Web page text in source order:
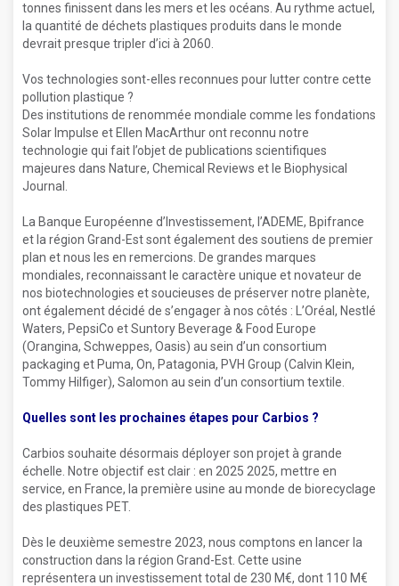
tonnes finissent dans les mers et les océans. Au rythme actuel,
la quantité de déchets plastiques produits dans le monde
devrait presque tripler d’ici à 2060.
Vos technologies sont-elles reconnues pour lutter contre cette
pollution plastique ?
Des institutions de renommée mondiale comme les fondations
Solar Impulse et Ellen MacArthur ont reconnu notre
technologie qui fait l’objet de publications scientifiques
majeures dans Nature, Chemical Reviews et le Biophysical
Journal.
La Banque Européenne d’Investissement, l’ADEME, Bpifrance
et la région Grand-Est sont également des soutiens de premier
plan et nous les en remercions. De grandes marques
mondiales, reconnaissant le caractère unique et novateur de
nos biotechnologies et soucieuses de préserver notre planète,
ont également décidé de s’engager à nos côtés : L’Oréal, Nestlé
Waters, PepsiCo et Suntory Beverage & Food Europe
(Orangina, Schweppes, Oasis) au sein d’un consortium
packaging et Puma, On, Patagonia, PVH Group (Calvin Klein,
Tommy Hilfiger), Salomon au sein d’un consortium textile.
Quelles sont les prochaines étapes pour Carbios ?
Carbios souhaite désormais déployer son projet à grande
échelle. Notre objectif est clair : en 2025 2025, mettre en
service, en France, la première usine au monde de biorecyclage
des plastiques PET.
Dès le deuxième semestre 2023, nous comptons en lancer la
construction dans la région Grand-Est. Cette usine
représentera un investissement total de 230 M€, dont 110 M